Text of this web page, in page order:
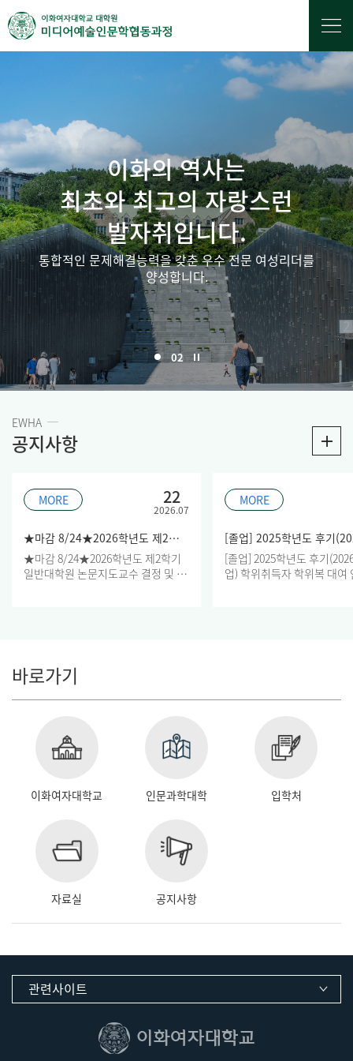
이화의 역사는
최초와 최고의 자랑스런
발자취입니다.
통합적인 문제해결능력을 갖춘 우수 전문 여성리더를
양성합니다.
02
EWHA
공지사항
MORE 22
2026.07
★마감 8/24★2026학년도 제2학기 일반대학원 논문지도교수 결정 및 변경 안내
★마감 8/24★2026학년도 제2학기
일반대학원 논문지도교수 결정 및 변
MORE
[졸업] 2025학년도 후기
업) 학위취득자 학위복 대여
바로가기
이화여자대학교 인문과학대학 입학처
자료실 공지사항
관련사이트